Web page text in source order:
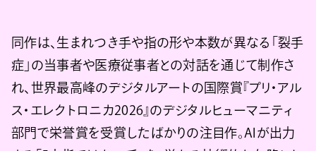
同作は、生まれつき手や指の形や本数が異なる「裂手
症」の当事者や医療従事者との対話を通じて制作さ
れ、世界最高峰のデジタルアートの国際賞『プリ・アル
ス・エレクトロニカ2026』のデジタルヒューマニティ
部門で栄誉賞を受賞したばかりの注目作。AIが出力